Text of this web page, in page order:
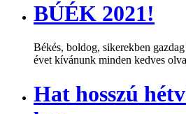
BÚÉK 2021!
Békés, boldog, sikerekben
évet kívánunk minden kedves
Hat hosszú